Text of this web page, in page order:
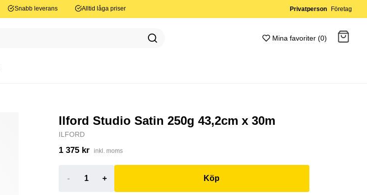
Snabb leverans Alltid låga priser Privatperson Företag
Mina favoriter (0)
Ilford Studio Satin 250g 43,2cm x 30m
ILFORD
1 375 kr inkl. moms
- + Köp